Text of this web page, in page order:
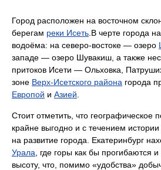
Город расположен на восточном
берегам реки Исеть .В черте города
водоёма: на северо-востоке — озеро
западе — озеро Шувакиш, а также
притоков Исети — Ольховка,
зоне Верх-Исетского района города
Европой и Азией
Стоит отметить, что географическое
крайне выгодно и с течением
на развитие города. Екатеринбург
Урала , где горы как бы
высоту, что, помимо «удобства»